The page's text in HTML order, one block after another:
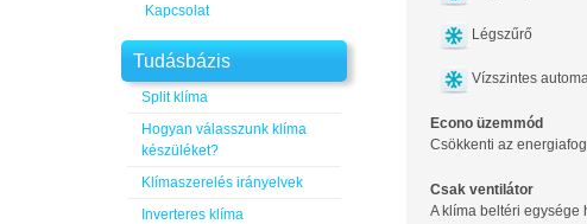
Légszűrő
Vízszintes
Econo üzemmód
Csökkenti az
Csak ventilátor
A klíma beltéri egysége
Kapcsolat
Tudásbázis
Split klíma
Hogyan válasszunk klíma
készüléket?
Klímaszerelés irányelvek
Inverteres klíma